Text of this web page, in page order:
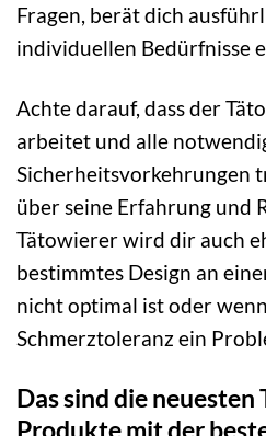
Fragen, berät dich
individuellen Bedürfnisse
Achte darauf, dass der
arbeitet und alle
Sicherheitsvorkehrungen
über seine Erfahrung und
Tätowierer wird dir auch
bestimmtes Design an
nicht optimal ist oder
Schmerztoleranz ein
Das sind die neuesten
Produkte mit der